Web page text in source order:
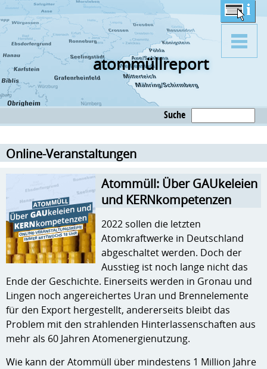
atommüllreport
Suche
Online-Veranstaltungen
Atommüll: Über GAUkeleien
und KERNkompetenzen
2022 sollen die letzten
Atomkraftwerke in Deutschland
abgeschaltet werden. Doch der
Ausstieg ist noch lange nicht das
Ende der Geschichte. Einerseits werden in Gronau und
Lingen noch angereichertes Uran und Brennelemente
für den Export hergestellt, andererseits bleibt das
Problem mit den strahlenden Hinterlassenschaften aus
mehr als 60 Jahren Atomenergienutzung.
Wie kann der Atommüll über mindestens 1 Million Jahre